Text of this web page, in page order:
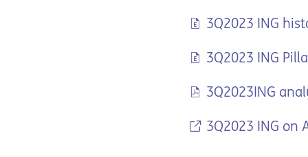
3Q2023 ING
3Q2023 ING
3Q2023ING
3Q2023 ING on